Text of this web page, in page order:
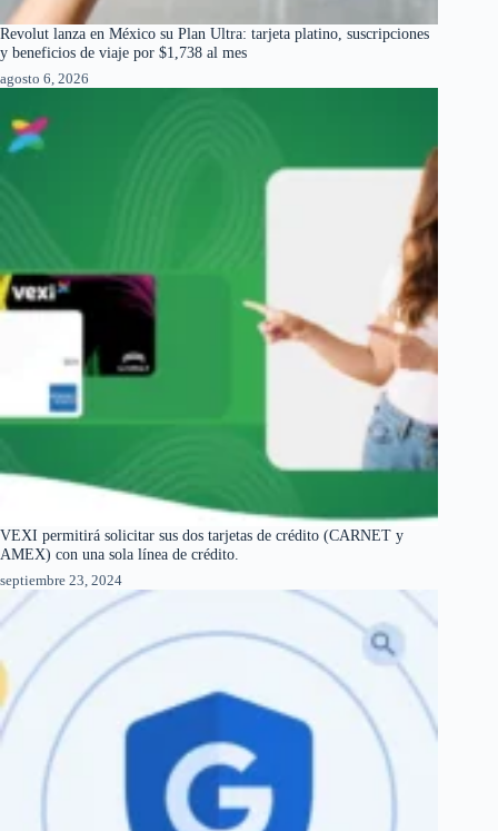
Revolut lanza en México su Plan Ultra: tarjeta platino, suscripciones
y beneficios de viaje por $1,738 al mes
agosto 6, 2026
VEXI permitirá solicitar sus dos tarjetas de crédito (CARNET y
AMEX) con una sola línea de crédito.
septiembre 23, 2024